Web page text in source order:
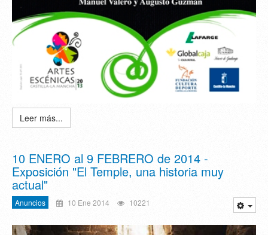
Leer más...
10 ENERO al 9 FEBRERO de 2014 -
Exposición "El Temple, una historia muy
actual"
Anuncios 10 Ene 2014 10221